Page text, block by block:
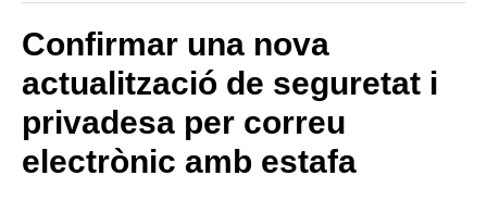
Confirmar una nova
actualització de seguretat i
privadesa per correu
electrònic amb estafa